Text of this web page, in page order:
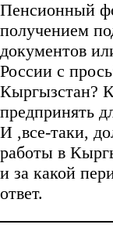
Пенсионный
получением
документов
России с
Кыргызстан?
предпринять
И ,все-таки,
работы в
и за какой
ответ.